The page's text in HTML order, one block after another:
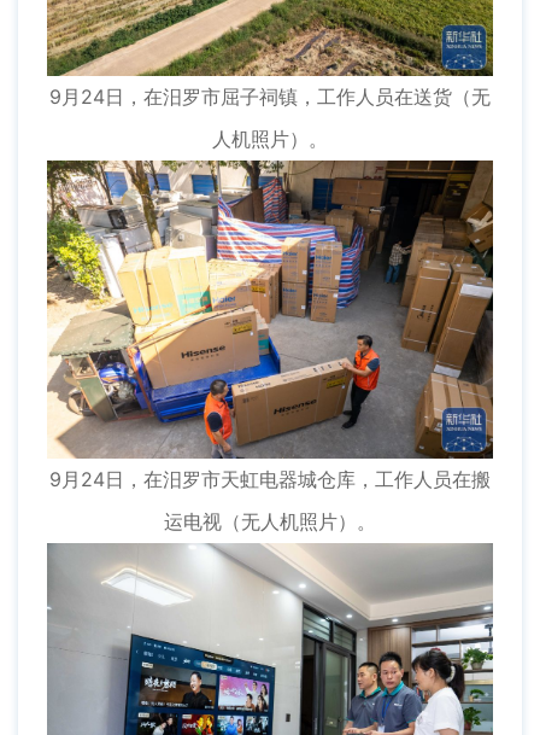
9月24日，在汨罗市屈子祠镇，工作人员在送货（无
人机照片）。
9月24日，在汨罗市天虹电器城仓库，工作人员在搬
运电视（无人机照片）。